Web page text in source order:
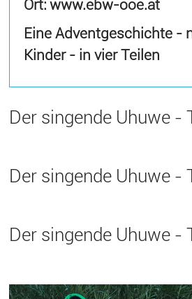
Ort: www.ebw-ooe.at
Eine Adventgeschichte -
Kinder - in vier Teilen
Der singende Uhuwe -
Der singende Uhuwe -
Der singende Uhuwe -